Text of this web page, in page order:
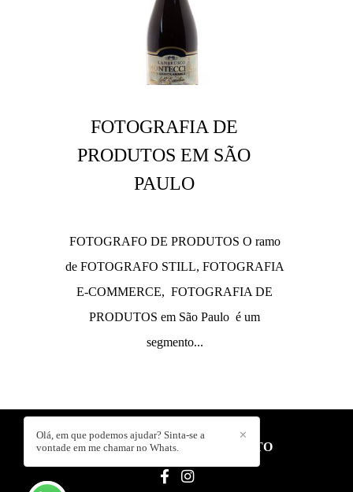
FOTOGRAFIA DE
PRODUTOS EM SÃO
PAULO
FOTOGRAFO DE PRODUTOS O ramo
de FOTOGRAFO STILL, FOTOGRAFIA
E-COMMERCE, FOTOGRAFIA DE
PRODUTOS em São Paulo é um
segmento...
EDSON HASEGAWA CONTATO
✕
Olá, em que podemos ajudar? Sinta-se a
vontade em me chamar no Whats.